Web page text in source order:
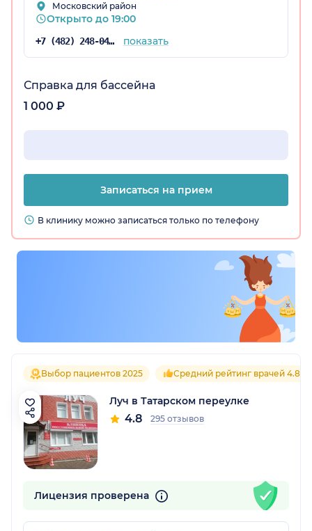
Московский район
Открыто до 19:00
+7 (482) 248-04-96 показать
Справка для бассейна
1 000 ₽
Записаться на прием
В клинику можно записаться только по телефону
Выбор пациентов 2025 Средний рейтинг врачей 4.8
Луч в Татарском переулке
4.8 295 отзывов
Лицензия проверена